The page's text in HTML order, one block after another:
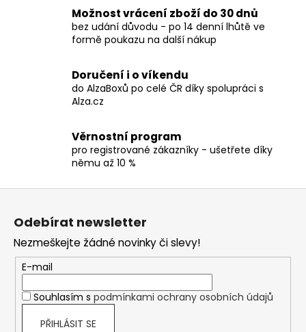
d
a
c
p
r
y
v
i
v
á
n
í
Možnost vrácení zboží do 30 dnů
bez udání důvodu - po 14 denní lhůtě ve
formě poukazu na další nákup
Doručení i o víkendu
do AlzaBoxů po celé ČR díky spolupráci s
Alza.cz
Věrnostní program
pro registrované zákazníky - ušetřete díky
němu až 10 %
Odebírat newsletter
Nezmeškejte žádné novinky či slevy!
E-mail
Souhlasím s podmínkami ochrany osobních údajů
PŘIHLÁSIT SE